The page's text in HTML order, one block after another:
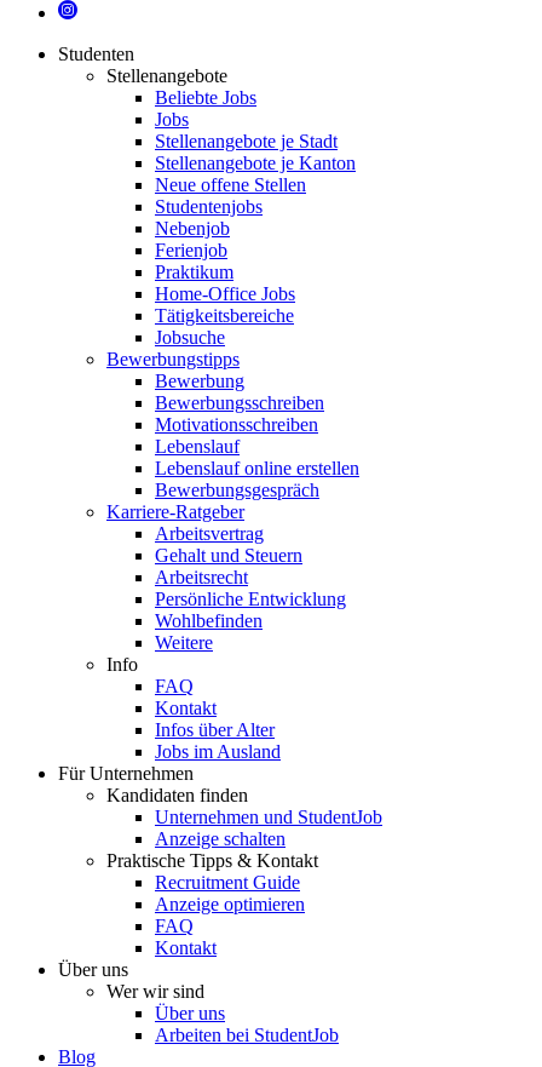
Studenten
Stellenangebote
Beliebte Jobs
Jobs
Stellenangebote je Stadt
Stellenangebote je Kanton
Neue offene Stellen
Studentenjobs
Nebenjob
Ferienjob
Praktikum
Home-Office Jobs
Tätigkeitsbereiche
Jobsuche
Bewerbungstipps
Bewerbung
Bewerbungsschreiben
Motivationsschreiben
Lebenslauf
Lebenslauf online erstellen
Bewerbungsgespräch
Karriere-Ratgeber
Arbeitsvertrag
Gehalt und Steuern
Arbeitsrecht
Persönliche Entwicklung
Wohlbefinden
Weitere
Info
FAQ
Kontakt
Infos über Alter
Jobs im Ausland
Für Unternehmen
Kandidaten finden
Unternehmen und StudentJob
Anzeige schalten
Praktische Tipps & Kontakt
Recruitment Guide
Anzeige optimieren
FAQ
Kontakt
Über uns
Wer wir sind
Über uns
Arbeiten bei StudentJob
Blog